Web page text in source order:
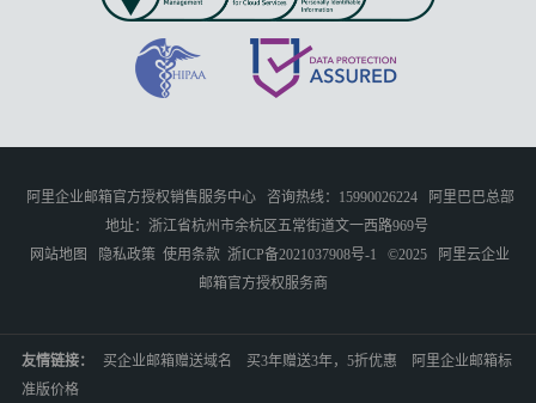
阿里企业邮箱官方授权销售服务中心 咨询热线：15990026224
阿里巴巴总部
地址：浙江省杭州市余杭区五常街道文一西路969号
网站地图
隐私政策 使用条款 浙ICP备2021037908号-1 ©2025
阿里云企业
邮箱官方授权服务商
友情链接： 买企业邮箱赠送域名 买3年赠送3年，5折优惠
阿里企业邮箱标
准版价格